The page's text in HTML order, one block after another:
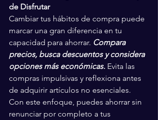
de Disfrutar
Cambiar tus hábitos de compra puede
marcar una gran diferencia en tu
capacidad para ahorrar. Compara
precios, busca descuentos y considera
opciones más económicas. Evita las
compras impulsivas y reflexiona antes
de adquirir artículos no esenciales.
Con este enfoque, puedes ahorrar sin
renunciar por completo a tus